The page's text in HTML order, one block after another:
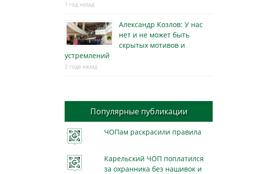
1 год назад
Александр Козлов: У нас
нет и не может быть
скрытых мотивов и
устремлений
2 года назад
Популярные публикации
ЧОПам раскрасили правила
Карельский ЧОП поплатился
за охранника без нашивок и